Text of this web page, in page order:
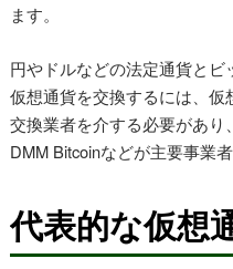
ます。
円やドルなどの法定通貨と
仮想通貨を交換するには、
交換業者を介する必要があり
DMM Bitcoinなどが主要事業
代表的な仮想